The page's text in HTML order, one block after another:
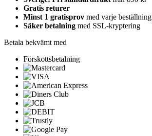
Gratis returer
Minst 1 gratisprov med varje beställning
Säker betalning med SSL-kryptering
Betala bekvämt med
Förskottsbetalning